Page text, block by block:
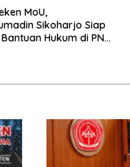
MoU,
Sikoharjo Siap
Hukum di PN